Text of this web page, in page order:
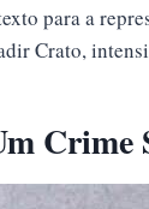
para a
Crato,
Crime